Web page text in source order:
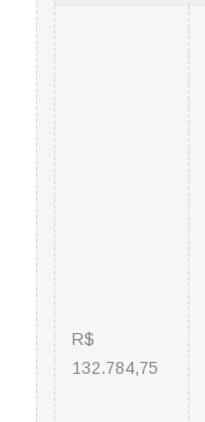
R$
132.784,75